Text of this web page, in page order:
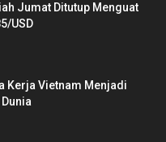
Jumat Ditutup Menguat
USD
Kerja Vietnam Menjadi